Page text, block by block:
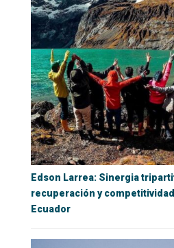
Edson Larrea: Sinergia
recuperación y
Ecuador